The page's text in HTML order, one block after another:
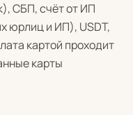
СБП, счёт от ИП
юрлиц и ИП), USDT,
картой проходит
карты